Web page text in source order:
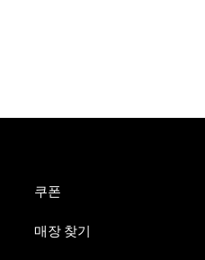
쿠폰
매장 찾기